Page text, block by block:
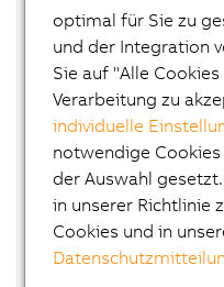
ID:
ID:
optimal für Sie zu
und der Integration
Sie auf "Alle
Verarbeitung zu
individuelle
notwendige
der Auswahl
in unserer Richtlinie
Cookies und in